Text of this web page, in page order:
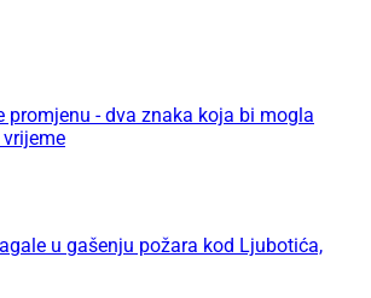
promjenu - dva znaka koja bi mogla
u gašenju požara kod Ljubotića,